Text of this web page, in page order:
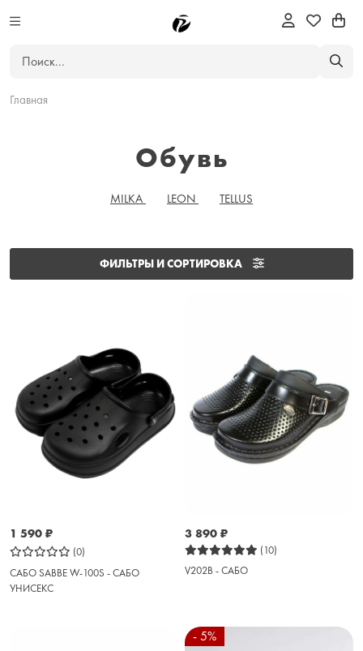
Главная
Обувь
MILKA LEON TELLUS
ФИЛЬТРЫ И СОРТИРОВКА
1 590 ₽
(0)
САБО SABBE W-100S - САБО
УНИСЕКС
3 890 ₽
(10)
V202B - САБО
- 5%